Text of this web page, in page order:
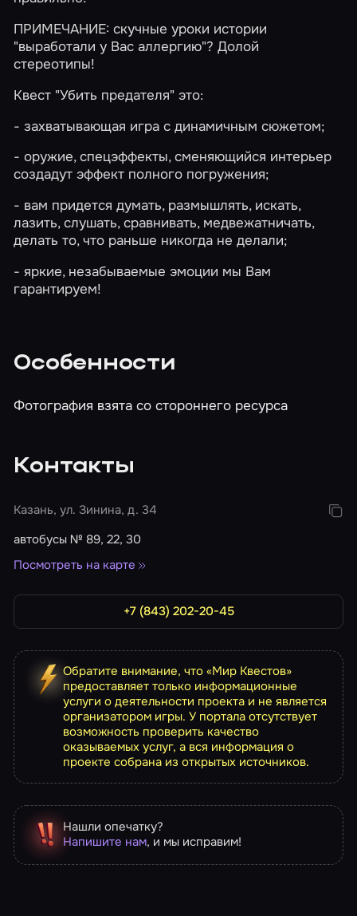
ПРИМЕЧАНИЕ: скучные уроки истории
"выработали у Вас аллергию"? Долой
стереотипы!
Квест "Убить предателя" это:
- захватывающая игра с динамичным сюжетом;
- оружие, спецэффекты, сменяющийся интерьер
создадут эффект полного погружения;
- вам придется думать, размышлять, искать,
лазить, слушать, сравнивать, медвежатничать,
делать то, что раньше никогда не делали;
- яркие, незабываемые эмоции мы Вам
гарантируем!
Особенности
Фотография взята со стороннего ресурса
Контакты
Казань, ул. Зинина, д. 34
автобусы № 89, 22, 30
Посмотреть на карте
+7 (843) 202-20-45
Обратите внимание, что «Мир Квестов»
предоставляет только информационные
услуги о деятельности проекта и не является
организатором игры. У портала отсутствует
возможность проверить качество
оказываемых услуг, а вся информация о
проекте собрана из открытых источников.
Нашли опечатку?
Напишите нам, и мы исправим!